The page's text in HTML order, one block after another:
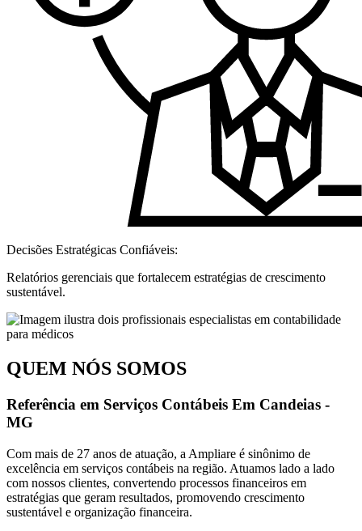
Decisões Estratégicas Confiáveis:
Relatórios gerenciais que fortalecem estratégias de crescimento
sustentável.
QUEM NÓS SOMOS
Referência em Serviços Contábeis Em Candeias -
MG
Com mais de 27 anos de atuação, a Ampliare é sinônimo de
excelência em serviços contábeis na região. Atuamos lado a lado
com nossos clientes, convertendo processos financeiros em
estratégias que geram resultados, promovendo crescimento
sustentável e organização financeira.